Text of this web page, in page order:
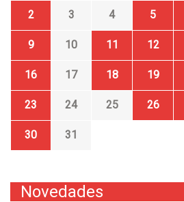
2 3 4 5
9 10 11 12
16 17 18 19
23 24 25 26
30
31
Novedades